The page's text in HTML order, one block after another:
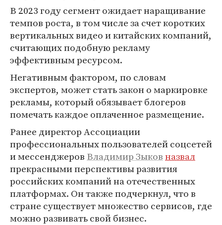
В 2023 году сегмент ожидает наращивание
темпов роста, в том числе за счет коротких
вертикальных видео и китайских компаний,
считающих подобную рекламу
эффективным ресурсом.
Негативным фактором, по словам
экспертов, может стать закон о маркировке
рекламы, который обязывает блогеров
помечать каждое оплаченное размещение.
Ранее директор Ассоциации
профессиональных пользователей соцсетей
и мессенджеров Владимир Зыковназвал
прекрасными перспективы развития
российских компаний на отечественных
платформах. Он также подчеркнул, что в
стране существует множество сервисов, где
можно развивать свой бизнес.